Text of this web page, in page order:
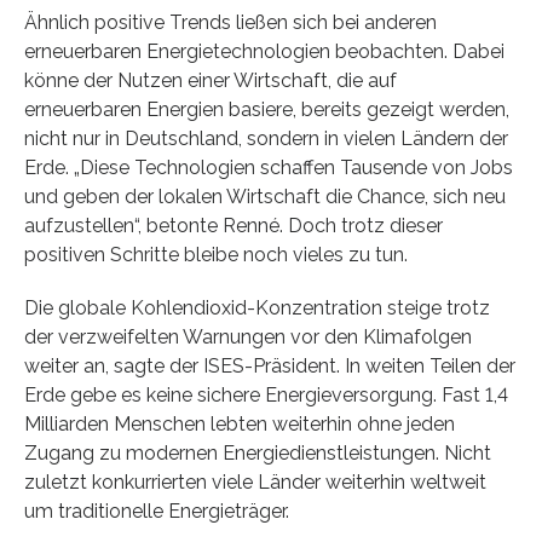
Ähnlich positive Trends ließen sich bei anderen
erneuerbaren Energietechnologien beobachten. Dabei
könne der Nutzen einer Wirtschaft, die auf
erneuerbaren Energien basiere, bereits gezeigt werden,
nicht nur in Deutschland, sondern in vielen Ländern der
Erde. „Diese Technologien schaffen Tausende von Jobs
und geben der lokalen Wirtschaft die Chance, sich neu
aufzustellen“, betonte Renné. Doch trotz dieser
positiven Schritte bleibe noch vieles zu tun.
Die globale Kohlendioxid-Konzentration steige trotz
der verzweifelten Warnungen vor den Klimafolgen
weiter an, sagte der ISES-Präsident. In weiten Teilen der
Erde gebe es keine sichere Energieversorgung. Fast 1,4
Milliarden Menschen lebten weiterhin ohne jeden
Zugang zu modernen Energiedienstleistungen. Nicht
zuletzt konkurrierten viele Länder weiterhin weltweit
um traditionelle Energieträger.